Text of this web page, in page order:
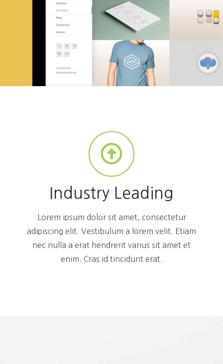
Industry Leading
Lorem ipsum dolor sit amet, consectetur
adipiscing elit. Vestibulum a lorem velit. Etiam
nec nulla a erat hendrerit varius sit amet et
enim. Cras id tincidunt erat.